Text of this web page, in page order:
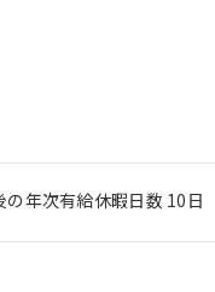
年次有給休暇日数 10日